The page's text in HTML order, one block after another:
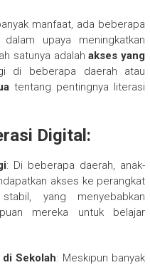
manfaat, ada beberapa
upaya meningkatkan
satunya adalahakses yang
di beberapa daerah atau
tentang pentingnya literasi
Digital:
: Di beberapa daerah, anak-
akses ke perangkat
yang menyebabkan
mereka untuk belajar
Sekolah: Meskipun banyak